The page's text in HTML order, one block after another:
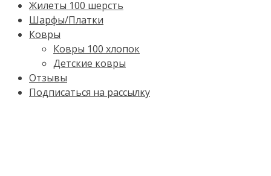
Жилеты 100 шерсть
Шарфы/Платки
Ковры
Ковры 100 хлопок
Детские ковры
Отзывы
Подписаться на рассылку